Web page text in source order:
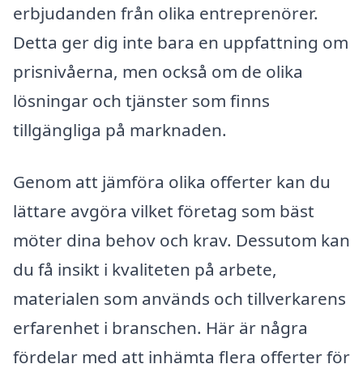
erbjudanden från olika entreprenörer.
Detta ger dig inte bara en uppfattning om
prisnivåerna, men också om de olika
lösningar och tjänster som finns
tillgängliga på marknaden.
Genom att jämföra olika offerter kan du
lättare avgöra vilket företag som bäst
möter dina behov och krav. Dessutom kan
du få insikt i kvaliteten på arbete,
materialen som används och tillverkarens
erfarenhet i branschen. Här är några
fördelar med att inhämta flera offerter för